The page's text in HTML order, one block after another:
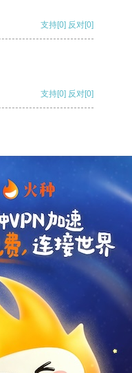
支持[0] 反对[0]
支持[0] 反对[0]
支持 [0] 反对 [0]
支持